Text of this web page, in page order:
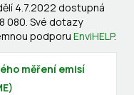
4.7.2022 dostupná
080. Své dotazy
podporu EnviHELP.
měření emisí